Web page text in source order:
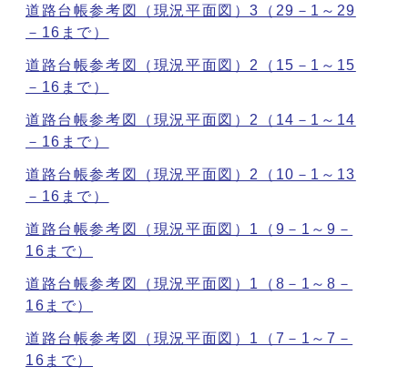
道路台帳参考図（現況平面図）3（29－1～29
－16まで）
道路台帳参考図（現況平面図）2（15－1～15
－16まで）
道路台帳参考図（現況平面図）2（14－1～14
－16まで）
道路台帳参考図（現況平面図）2（10－1～13
－16まで）
道路台帳参考図（現況平面図）1（9－1～9－
16まで）
道路台帳参考図（現況平面図）1（8－1～8－
16まで）
道路台帳参考図（現況平面図）1（7－1～7－
16まで）